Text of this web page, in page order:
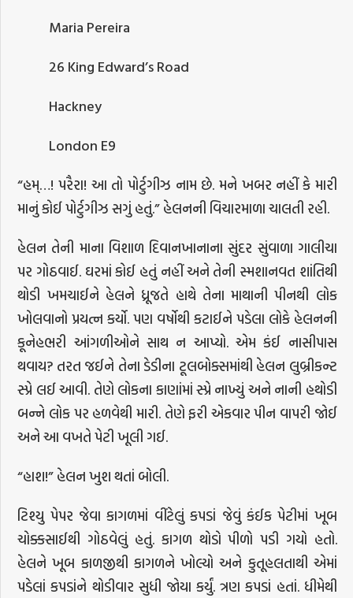
Maria Pereira
26 King Edward’s Road
Hackney
London E9
“હમ્…! પરૈરા! આ તો પોર્ટુગીઝ નામ છે. મને ખબર નહીં કે મારી
માનું કોઈ પોર્ટુગીઝ સગું હતું.” હેલનની વિચારમાળા ચાલતી રહી.
હેલન તેની માના વિશાળ દિવાનખાનાના સુંદર સુંવાળા ગાલીચા
પર ગોઠવાઈ. ઘરમાં કોઈ હતું નહીં અને તેની સ્મશાનવત શાંતિથી
થોડી ખમચાઈને હેલને ધ્રૂજતે હાથે તેના માથાની પીનથી લોક
ખોલવાનો પ્રયત્ન કર્યો. પણ વર્ષોથી કટાઈને પડેલા લોકે હેલનની
કૂનેહભરી આંગળીઓને સાથ ન આપ્યો. એમ કંઈ નાસીપાસ
થવાય? તરત જઈને તેના ડેડીના ટૂલબોક્સમાંથી હેલન લુબ્રીકન્ટ
સ્પ્રે લઈ આવી. તેણે લોકના કાણાંમાં સ્પ્રે નાખ્યું અને નાની હથોડી
બન્ને લોક પર હળવેથી મારી. તેણે ફરી એકવાર પીન વાપરી જોઈ
અને આ વખતે પેટી ખૂલી ગઈ.
“હાશ!” હેલન ખુશ થતાં બોલી.
ટિશ્યુ પેપર જેવા કાગળમાં વીંટેલું કપડાં જેવું કંઈક પેટીમાં ખૂબ
ચોક્કસાઈથી ગોઠવેલું હતું. કાગળ થોડો પીળો પડી ગયો હતો.
હેલને ખૂબ કાળજીથી કાગળને ખોલ્યો અને કુતૂહલતાથી એમાં
પડેલાં કપડાંને થોડીવાર સુધી જોયા કર્યું. ત્રણ કપડાં હતાં. ધીમેથી